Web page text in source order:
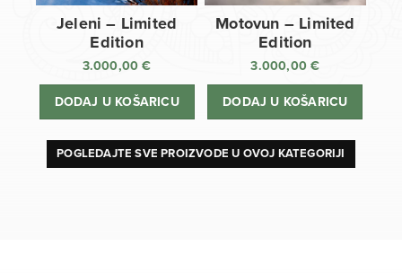
Jeleni – Limited
Edition
3.000,00€
DODAJ U KOŠARICU
Motovun – Limited
Edition
3.000,00€
DODAJ U KOŠARICU
POGLEDAJTE SVE PROIZVODE U OVOJ KATEGORIJI